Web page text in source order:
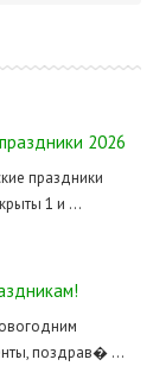
2026
праздники
1 и ...
поздрав� ...